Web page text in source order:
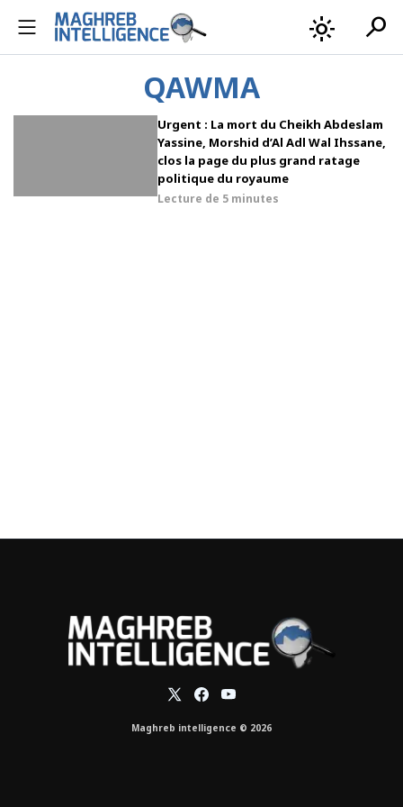
light_mode search
QAWMA
Urgent : La mort du Cheikh Abdeslam
Yassine, Morshid d’Al Adl Wal Ihssane,
clos la page du plus grand ratage
politique du royaume
Lecture de 5 minutes
Maghreb intelligence © 2026